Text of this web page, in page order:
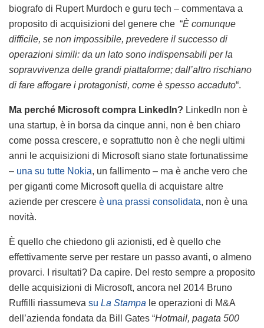
biografo di Rupert Murdoch e guru tech – commentava a
proposito di acquisizioni del genere che “È comunque
difficile, se non impossibile, prevedere il successo di
operazioni simili: da un lato sono indispensabili per la
sopravvivenza delle grandi piattaforme; dall’altro rischiano
di fare affogare i protagonisti, come è spesso accaduto“.
Ma perché Microsoft compra LinkedIn? LinkedIn non è
una startup, è in borsa da cinque anni, non è ben chiaro
come possa crescere, e soprattutto non è che negli ultimi
anni le acquisizioni di Microsoft siano state fortunatissime
– una su tutte Nokia, un fallimento – ma è anche vero che
per giganti come Microsoft quella di acquistare altre
aziende per crescere è una prassi consolidata, non è una
novità.
È quello che chiedono gli azionisti, ed è quello che
effettivamente serve per restare un passo avanti, o almeno
provarci. I risultati? Da capire. Del resto sempre a proposito
delle acquisizioni di Microsoft, ancora nel 2014 Bruno
Ruffilli riassumeva su La Stampa le operazioni di M&A
dell’azienda fondata da Bill Gates “Hotmail, pagata 500